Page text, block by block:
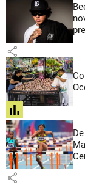
share
share
share